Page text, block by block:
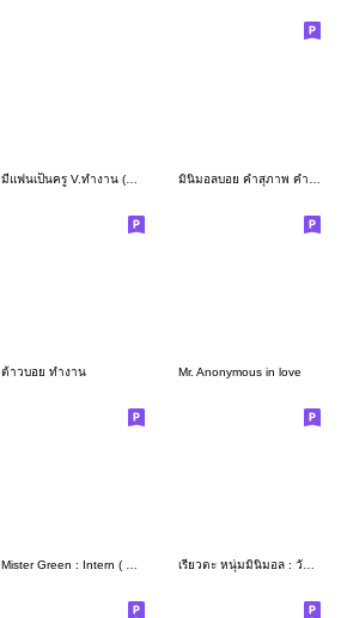
ต้าวบอย ทำงาน Mr. Anonymous in love
Mister Green : Intern ( M.D. ) เรียวตะ หนุ่มมินิมอล : วันทำงาน